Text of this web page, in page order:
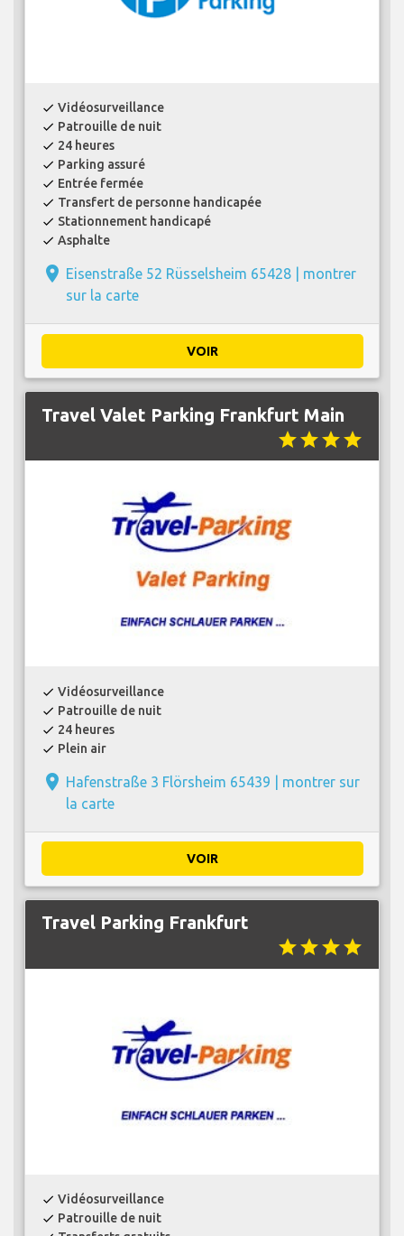
check Vidéosurveillance
check Patrouille de nuit
check 24 heures
check Parking assuré
check Entrée fermée
check Transfert de personne handicapée
check Stationnement handicapé
check Asphalte
place Eisenstraße 52 Rüsselsheim 65428 | montrer
sur la carte
VOIR
Travel Valet Parking Frankfurt Main
starstarstarstar
check Vidéosurveillance
check Patrouille de nuit
check 24 heures
check Plein air
place Hafenstraße 3 Flörsheim 65439 | montrer sur
la carte
VOIR
Travel Parking Frankfurt
starstarstarstar
check Vidéosurveillance
check Patrouille de nuit